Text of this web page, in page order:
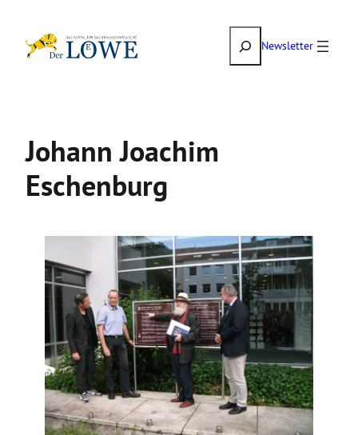
Inhalt
SuchenNewsletter
Johann Joachim
Eschenburg